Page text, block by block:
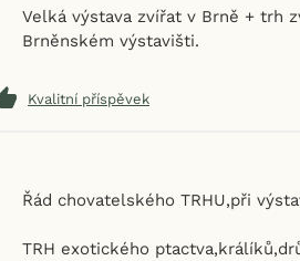
Velká výstava zvířat v Brně + trh
Brněnském výstavišti.
Kvalitní příspěvek
Řád chovatelského TRHU,při
TRH exotického